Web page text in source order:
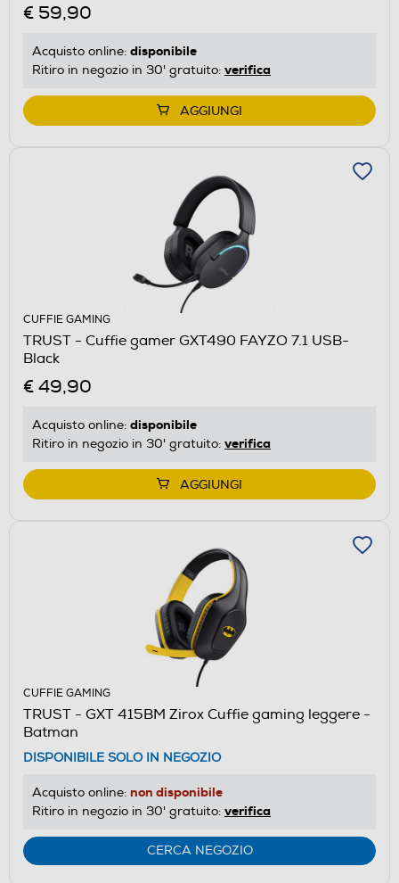
€ 59,90
Acquisto online: disponibile
Ritiro in negozio in 30' gratuito: verifica
AGGIUNGI
CUFFIE GAMING
TRUST - Cuffie gamer GXT490 FAYZO 7.1 USB-
Black
€ 49,90
Acquisto online: disponibile
Ritiro in negozio in 30' gratuito: verifica
AGGIUNGI
CUFFIE GAMING
TRUST - GXT 415BM Zirox Cuffie gaming leggere -
Batman
DISPONIBILE SOLO IN NEGOZIO
Acquisto online: non disponibile
Ritiro in negozio in 30' gratuito: verifica
CERCA NEGOZIO